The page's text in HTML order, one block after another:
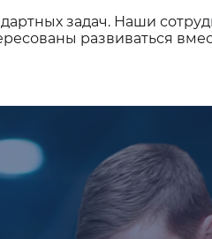
задач. Наши
развиваться